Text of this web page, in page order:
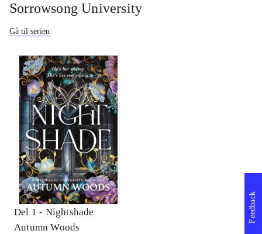
Sorrowsong University
Gå til serien
Del 1 - Nightshade
Autumn Woods
Feedback